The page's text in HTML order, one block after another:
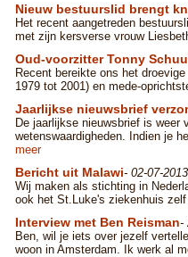
Nieuw bestuurslid brengt
Het recent aangetreden
met zijn kersverse vrouw
Oud-voorzitter Tonny
Recent bereikte ons het
1979 tot 2001) en mede-
Jaarlijkse nieuwsbrief
De jaarlijkse nieuwsbrief is weer
wetenswaardigheden. Indien je
meer
Bericht uit Malawi- 02-07-2013
Wij maken als stichting in
ook het St.Luke's ziekenhuis zelf
Interview met Ben Reisman-
Ben, wil je iets over jezelf
woon in Amsterdam. Ik werk al